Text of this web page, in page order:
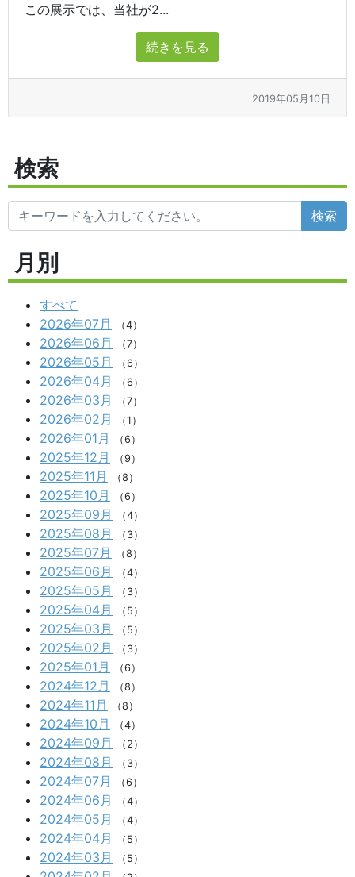
この展示では、当社が2...
続きを見る
2019年05月10日
検索
検索
月別
すべて
2026年07月
（4）
2026年06月 （7）
2026年05月 （6）
2026年04月 （6）
2026年03月 （7）
2026年02月 （1）
2026年01月 （6）
2025年12月 （9）
2025年11月 （8）
2025年10月 （6）
2025年09月 （4）
2025年08月 （3）
2025年07月 （8）
2025年06月 （4）
2025年05月 （3）
2025年04月 （5）
2025年03月 （5）
2025年02月 （3）
2025年01月 （6）
2024年12月 （8）
2024年11月 （8）
2024年10月 （4）
2024年09月 （2）
2024年08月 （3）
2024年07月 （6）
2024年06月 （4）
2024年05月 （4）
2024年04月 （5）
2024年03月 （5）